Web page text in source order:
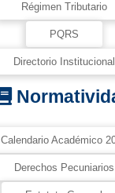
Régimen Tributario
PQRS
Directorio Institucional
Calendario Académico
Derechos Pecuniarios